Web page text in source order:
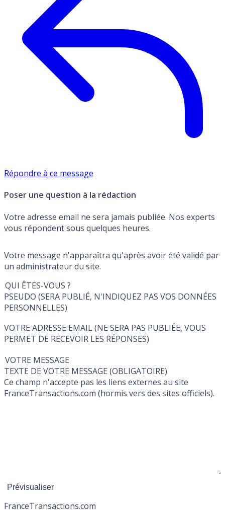
Répondre à ce message
Poser une question à la rédaction
Votre adresse email ne sera jamais publiée. Nos experts
vous répondent sous quelques heures.
Votre message n'apparaîtra qu'après avoir été validé par
un administrateur du site.
QUI ÊTES-VOUS ?
PSEUDO (SERA PUBLIÉ, N'INDIQUEZ PAS VOS DONNÉES
PERSONNELLES)
VOTRE ADRESSE EMAIL (NE SERA PAS PUBLIÉE, VOUS
PERMET DE RECEVOIR LES RÉPONSES)
VOTRE MESSAGE
TEXTE DE VOTRE MESSAGE (OBLIGATOIRE)
Ce champ n'accepte pas les liens externes au site
FranceTransactions.com (hormis vers des sites officiels).
FranceTransactions.com